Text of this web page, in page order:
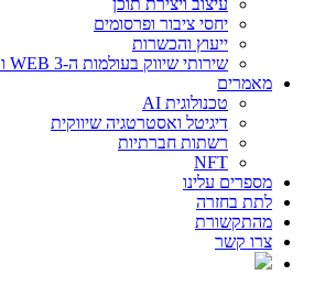
עיצוב ויצירת תוכן
יחסי ציבור ופרסומים
ייעוץ והכשרות
שירותי שיווק בעולמות ה-WEB 3 וה-NFT
מאמרים
טכנולוגית AI
דיגיטל ואסטרטגיה שיווקית
רשתות חברתיות
NFT
מספרים עלינו
לתת בחזרה
מהתקשורת
צרו קשר